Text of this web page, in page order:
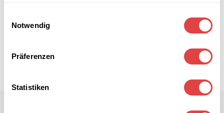
Notwendig
Präferenzen
Statistiken